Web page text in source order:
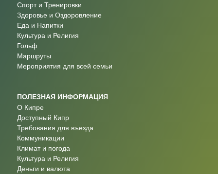
Спорт и Тренировки
Здоровье и Оздоровление
Еда и Напитки
Культура и Религия
Гольф
Маршруты
Мероприятия для всей семьи
ПОЛЕЗНАЯ ИНФОРМАЦИЯ
О Кипре
Доступный Кипр
Требования для въезда
Коммуникации
Климат и погода
Культура и Религия
Деньги и валюта